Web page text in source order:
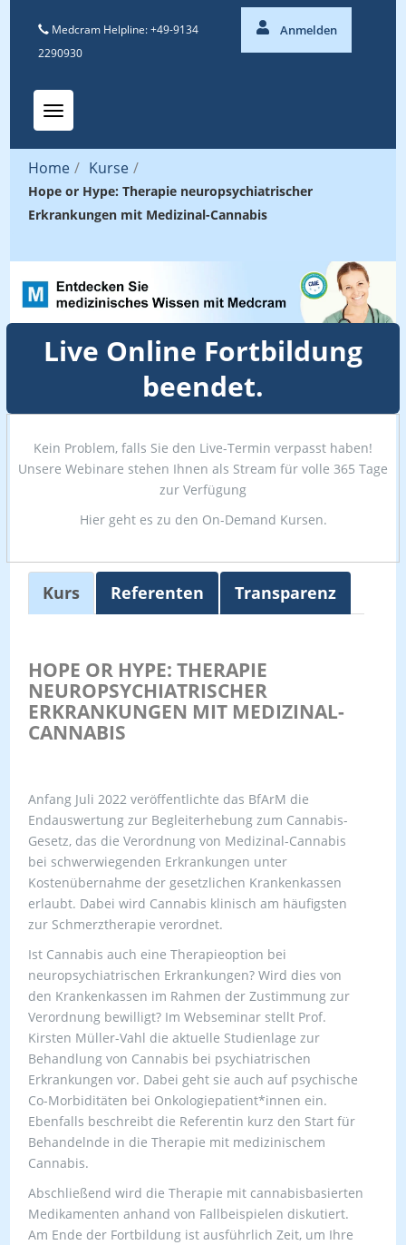
Medcram Helpline: +49-9134
2290930
Anmelden
Toggle navigation
Home / Kurse /
Hope or Hype: Therapie neuropsychiatrischer
Erkrankungen mit Medizinal-Cannabis
Live Online Fortbildung
beendet.
Kein Problem, falls Sie den Live-Termin verpasst haben!
Unsere Webinare stehen Ihnen als Stream für volle 365 Tage
zur Verfügung
Hier geht es zu den On-Demand Kursen.
Kurs Referenten Transparenz
HOPE OR HYPE: THERAPIE
NEUROPSYCHIATRISCHER
ERKRANKUNGEN MIT MEDIZINAL-
CANNABIS
Anfang Juli 2022 veröffentlichte das BfArM die
Endauswertung zur Begleiterhebung zum Cannabis-
Gesetz, das die Verordnung von Medizinal-Cannabis
bei schwerwiegenden Erkrankungen unter
Kostenübernahme der gesetzlichen Krankenkassen
erlaubt. Dabei wird Cannabis klinisch am häufigsten
zur Schmerztherapie verordnet.
Ist Cannabis auch eine Therapieoption bei
neuropsychiatrischen Erkrankungen? Wird dies von
den Krankenkassen im Rahmen der Zustimmung zur
Verordnung bewilligt? Im Webseminar stellt Prof.
Kirsten Müller-Vahl die aktuelle Studienlage zur
Behandlung von Cannabis bei psychiatrischen
Erkrankungen vor. Dabei geht sie auch auf psychische
Co-Morbiditäten bei Onkologiepatient*innen ein.
Ebenfalls beschreibt die Referentin kurz den Start für
Behandelnde in die Therapie mit medizinischem
Cannabis.
Abschließend wird die Therapie mit cannabisbasierten
Medikamenten anhand von Fallbeispielen diskutiert.
Am Ende der Fortbildung ist ausführlich Zeit, um Ihre